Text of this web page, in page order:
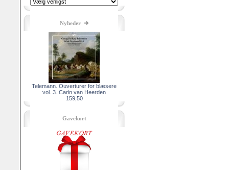
Nyheder
Telemann. Ouverturer for blæsere
vol. 3. Carin van Heerden
159,50
Gavekort